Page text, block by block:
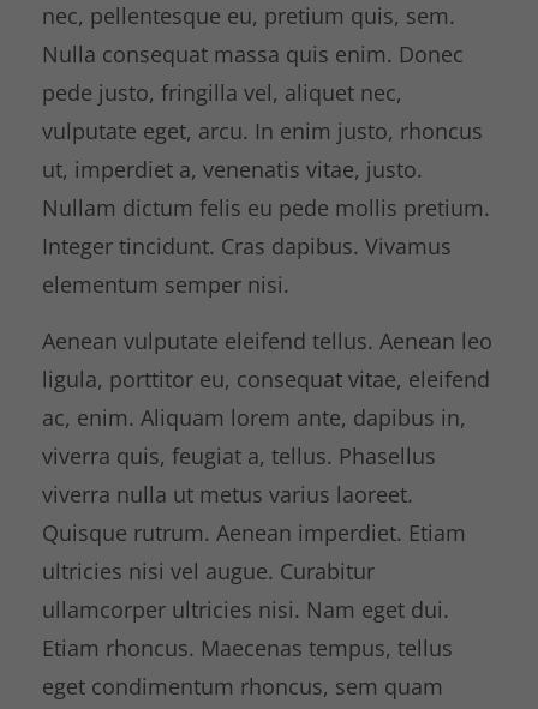
nec, pellentesque eu, pretium quis, sem.
Nulla consequat massa quis enim. Donec
pede justo, fringilla vel, aliquet nec,
vulputate eget, arcu. In enim justo, rhoncus
ut, imperdiet a, venenatis vitae, justo.
Nullam dictum felis eu pede mollis pretium.
Integer tincidunt. Cras dapibus. Vivamus
elementum semper nisi.
Aenean vulputate eleifend tellus. Aenean leo
ligula, porttitor eu, consequat vitae, eleifend
ac, enim. Aliquam lorem ante, dapibus in,
viverra quis, feugiat a, tellus. Phasellus
viverra nulla ut metus varius laoreet.
Quisque rutrum. Aenean imperdiet. Etiam
ultricies nisi vel augue. Curabitur
ullamcorper ultricies nisi. Nam eget dui.
Etiam rhoncus. Maecenas tempus, tellus
eget condimentum rhoncus, sem quam